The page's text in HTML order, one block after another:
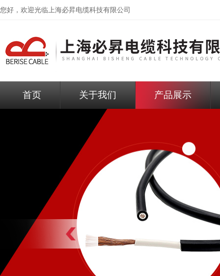
您好，欢迎光临上海必昇电缆科技有限公司
首页 关于我们 产品展示